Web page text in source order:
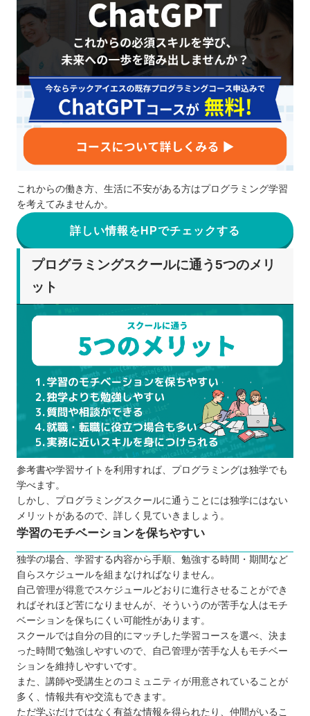
これからの働き方、生活に不安がある方はプログラミング学習
を考えてみませんか。
詳しい情報をHPでチェックする
プログラミングスクールに通う5つのメリ
ット
参考書や学習サイトを利用すれば、プログラミングは独学でも
学べます。
しかし、プログラミングスクールに通うことには独学にはない
メリットがあるので、詳しく見ていきましょう。
学習のモチベーションを保ちやすい
独学の場合、学習する内容から手順、勉強する時間・期間など
自らスケジュールを組まなければなりません。
自己管理が得意でスケジュールどおりに進行させることができ
ればそれほど苦になりませんが、そういうのが苦手な人はモチ
ベーションを保ちにくい可能性があります。
スクールでは自分の目的にマッチした学習コースを選べ、決ま
った時間で勉強しやすいので、自己管理が苦手な人もモチベー
ションを維持しやすいです。
また、講師や受講生とのコミュニティが用意されていることが
多く、情報共有や交流もできます。
ただ学ぶだけではなく有益な情報を得られたり、仲間がいるこ